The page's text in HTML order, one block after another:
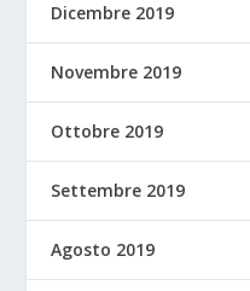
Dicembre 2019
Novembre 2019
Ottobre 2019
Settembre 2019
Agosto 2019